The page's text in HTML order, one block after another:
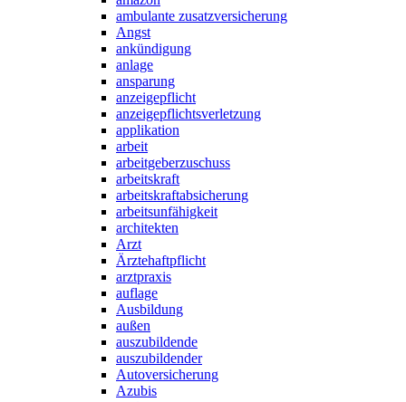
ambulante zusatzversicherung
Angst
ankündigung
anlage
ansparung
anzeigepflicht
anzeigepflichtsverletzung
applikation
arbeit
arbeitgeberzuschuss
arbeitskraft
arbeitskraftabsicherung
arbeitsunfähigkeit
architekten
Arzt
Ärztehaftpflicht
arztpraxis
auflage
Ausbildung
außen
auszubildende
auszubildender
Autoversicherung
Azubis